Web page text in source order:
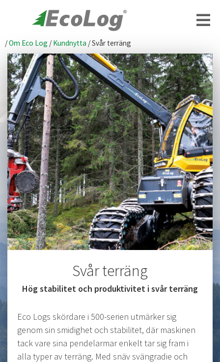
/Om Eco Log / Kundnytta /Svår terräng
Svår terräng
Hög stabilitet och produktivitet i svår terräng
Eco Logs skördare i 500-serien utmärker sig
genom sin smidighet och stabilitet, där maskinen
tack vare sina pendelarmar enkelt tar sig fram i
alla typer av terräng. Med snäv svängradie och